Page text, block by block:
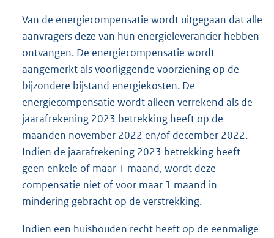
Van de energiecompensatie wordt uitgegaan dat alle
aanvragers deze van hun energieleverancier hebben
ontvangen. De energiecompensatie wordt
aangemerkt als voorliggende voorziening op de
bijzondere bijstand energiekosten. De
energiecompensatie wordt alleen verrekend als de
jaarafrekening 2023 betrekking heeft op de
maanden november 2022 en/of december 2022.
Indien de jaarafrekening 2023 betrekking heeft
geen enkele of maar 1 maand, wordt deze
compensatie niet of voor maar 1 maand in
mindering gebracht op de verstrekking.
Indien een huishouden recht heeft op de eenmalige